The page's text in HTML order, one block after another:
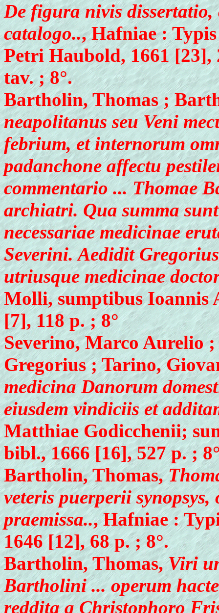
De figura nivis
catalogo.., Hafniae :
Petri Haubold, 1661
tav. ; 8°.
Bartholin, Thomas ;
neapolitanus seu Veni
febrium, et internorum
padanchone affectu
commentario ... Thomae
archiatri. Qua summa
necessariae medicinae
Severini. Aedidit
utriusque medicinae
Molli, sumptibus Ioannis
[7], 118 p. ; 8°
Severino, Marco Aurelio
Gregorius ; Tarino,
medicina Danorum
eiusdem vindiciis et
Matthiae Godicchenii;
bibl., 1666 [16], 527 p. ;
Bartholin, Thomas,
veteris puerperii
praemissa.., Hafniae :
1646 [12], 68 p. ; 8°.
Bartholin, Thomas,Viri
Bartholini ... operum
reddita a Christophoro